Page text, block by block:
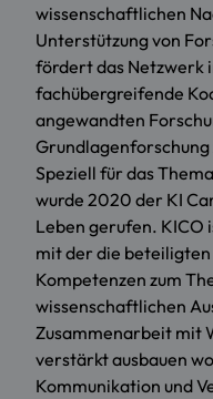
wissenschaftlichen
Unterstützung von
fördert das Netzwerk
fachübergreifende
angewandten
Grundlagenforschung
Speziell für das
wurde 2020 der KI
Leben gerufen.
mit der die beteiligten
Kompetenzen zum
wissenschaftlichen
Zusammenarbeit mit
verstärkt ausbauen
Kommunikation und